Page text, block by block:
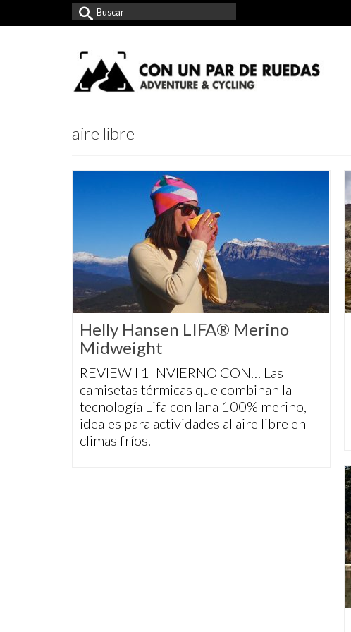
Buscar
por:
aire libre
Helly Hansen LIFA® Merino
Midweight
REVIEW I 1 INVIERNO CON… Las
camisetas térmicas que combinan la
tecnología Lifa con lana 100% merino,
ideales para actividades al aire libre en
climas fríos.